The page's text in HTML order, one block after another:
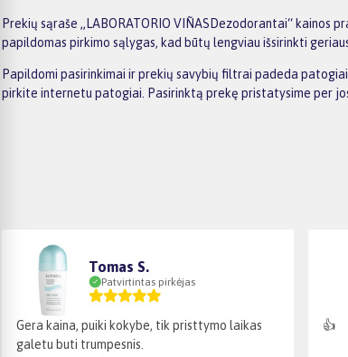
Prekių sąraše „LABORATORIO VIÑASDezodorantai“ kainos
papildomas pirkimo sąlygas, kad būtų lengviau išsirinkti
Papildomi pasirinkimai ir prekių savybių filtrai padeda
pirkite internetu patogiai. Pasirinktą prekę pristatysime per
Tomas S.
Patvirtintas pirkėjas
Gera kaina, puiki kokybe, tik pristtymo laikas
galetu buti trumpesnis.
👍